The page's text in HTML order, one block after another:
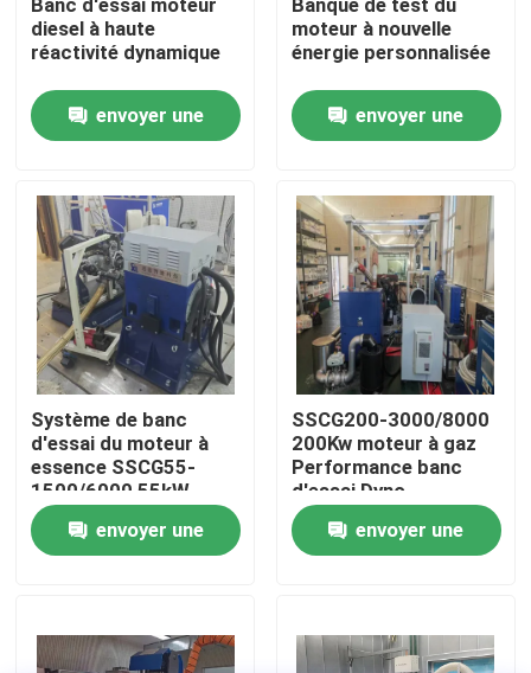
Produits
À propos de nous
Visite de l'usine
Contrôle qualité
Contactez-nous
Nouvelles
Les affaires
Dynamomètre à grande vitesse
Banc d'essai moteur
diesel à haute
réactivité dynamique
envoyer une
Banque de test du
moteur à nouvelle
énergie personnalisée
envoyer une
Système de banc
d'essai du moteur à
essence SSCG55-
1500/6000 55kW
350Nm 6000 RPM
envoyer une
SSCG200-3000/8000
200Kw moteur à gaz
Performance banc
d'essai Dyno
envoyer une